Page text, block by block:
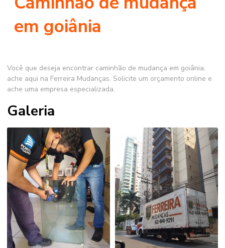
em goiânia
Você que deseja encontrar caminhão de mudança em goiânia,
ache aqui na Ferreira Mudanças. Solicite um orçamento online e
ache uma empresa especializada.
Galeria